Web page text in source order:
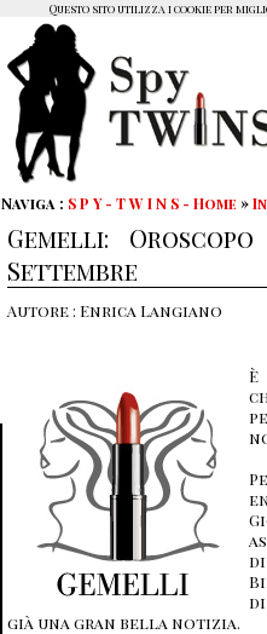
Naviga : S P Y - T W I N S - Home »
Gemelli:
Settembre
Autore : Enrica Langiano
già una gran bella notizia.
Questo sito utilizza i cookie per